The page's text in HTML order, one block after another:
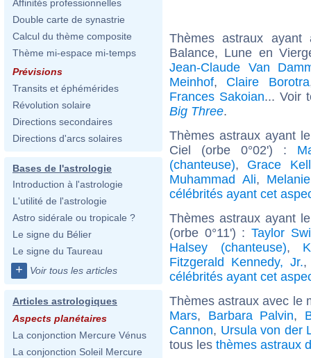
Affinités professionnelles
Double carte de synastrie
Calcul du thème composite
Thème mi-espace mi-temps
Prévisions
Transits et éphémérides
Révolution solaire
Directions secondaires
Directions d'arcs solaires
Bases de l'astrologie
Introduction à l'astrologie
L'utilité de l'astrologie
Astro sidérale ou tropicale ?
Le signe du Bélier
Le signe du Taureau
+ Voir tous les articles
Articles astrologiques
Aspects planétaires
La conjonction Mercure Vénus
La conjonction Soleil Mercure
Thèmes astraux
Balance, Lune en
Jean-Claude Van
Meinhof, Claire Borotra
Frances Sakoian... Voir
Big Three.
Thèmes astraux ayant
Ciel (orbe 0°02') :
(chanteuse), Grace
Muhammad Ali,
célébrités ayant cet
Thèmes astraux ayant
(orbe 0°11') : Taylor
Halsey (chanteuse),
Fitzgerald Kennedy, Jr.
célébrités ayant cet
Thèmes astraux avec le
Mars, Barbara Palvin,
Cannon, Ursula von der
tous les thèmes astraux